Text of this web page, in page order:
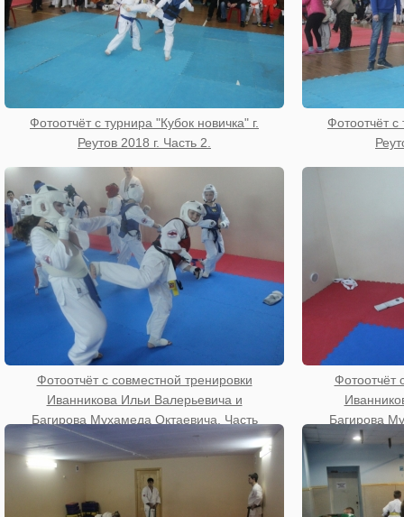
Фотоотчёт с турнира "Кубок новичка" г.
Реутов 2018 г. Часть 2.
Фотоотчёт с
Фотоотчёт с совместной тренировки
Иванникова Ильи Валерьевича и
Багирова Мухамеда Октаевича. Часть
Фотоотчёт
Багирова